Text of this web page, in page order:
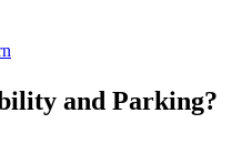
and Parking?